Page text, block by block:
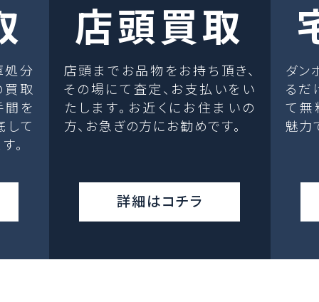
処分
取
間を
して
。
店頭買取
店頭までお品物をお持ち頂き、
その場にて査定、お支払いをい
たします。お近くにお住まいの
方、お急ぎの方にお勧めです。
詳細はコチラ
ダン
るだ
て無
魅力